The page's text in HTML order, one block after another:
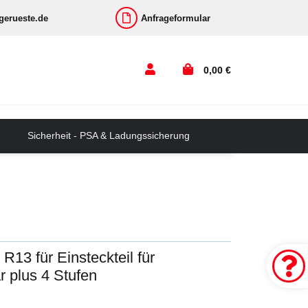
Anfrageformular
0,00 €
Sicherheit - PSA & Ladungssicherung
für Einsteckteil für
plus 4 Stufen